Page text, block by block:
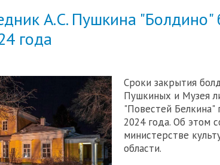
А.С. Пушкина "Болдино"
года
Сроки закрытия
Пушкиных и Музея
"Повестей
2024 года. Об этом
министерстве
области.